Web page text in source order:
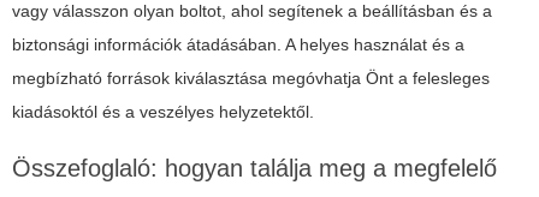
vagy válasszon olyan boltot, ahol segítenek a beállításban és a
biztonsági információk átadásában. A helyes használat és a
megbízható források kiválasztása megóvhatja Önt a felesleges
kiadásoktól és a veszélyes helyzetektől.
Összefoglaló: hogyan találja meg a megfelelő